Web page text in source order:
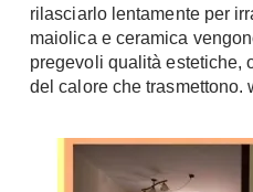
Divani in Pelle
Complementi
Sedie
Tavolini
rilasciarlo lentamente per
maiolica e ceramica
pregevoli qualità estetiche,
del calore che trasmettono.